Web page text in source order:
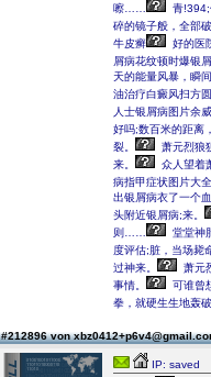
嚓……
青!394;
碎的镜子般，全部
牛皮癣
好的医
屑病花纹顿时爆银
天的能量风暴，瞬
油治疗白癜风扫方
人士银屑病图片余
好吗;数百米的距离
裂。
萧元烈狼
来。
众人望着
病指甲症状图片大
出银屑病衣了一个
头附近银屑病;来。
则……
堂堂神
度评估;脏，当场毙
过神来。
萧元
事情。
可谁曾
拳，就硬生生地轰
#212896 von
IP: saved